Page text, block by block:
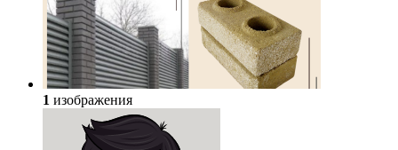
1 изображения